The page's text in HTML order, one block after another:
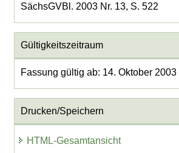
SächsGVBl. 2003 Nr. 13, S. 522
Gültigkeitszeitraum
Fassung gültig ab: 14. Oktober 2003
Drucken/Speichern
HTML-Gesamtansicht